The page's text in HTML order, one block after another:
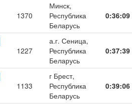
1370
Минск,
Республика
Беларусь
0:36:09
1227
а.г. Сеница,
Республика
Беларусь
0:37:39
1133
г Брест,
Республика
Беларусь
0:39:06